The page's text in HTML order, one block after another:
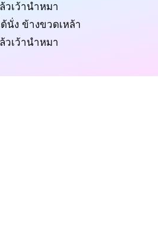
วเว้านำหมา
นั่ง ข้างขวดเหล้า
วเว้านำหมา